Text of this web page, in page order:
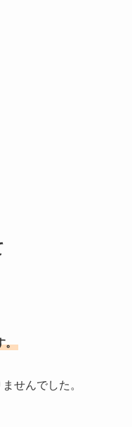
。
せんでした。